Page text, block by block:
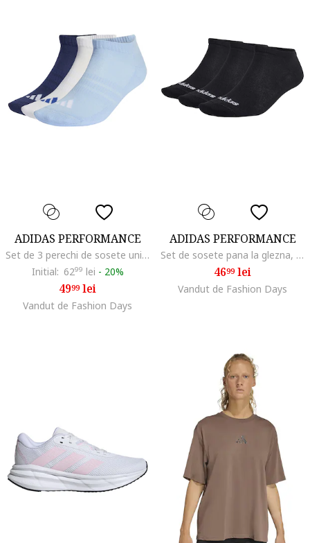
ADIDAS PERFORMANCE
Set de 3 perechi de sosete unisex cu amortizare Essentials, Alb/Albastru ultramarin/Albastru deschis
Initial: 6299 lei - 20%
4999lei
Vandut de Fashion Days
ADIDAS PERFORMANCE
Set de sosete pana la glezna, unisex - 3 perechi, Negru
4699lei
Vandut de Fashion Days